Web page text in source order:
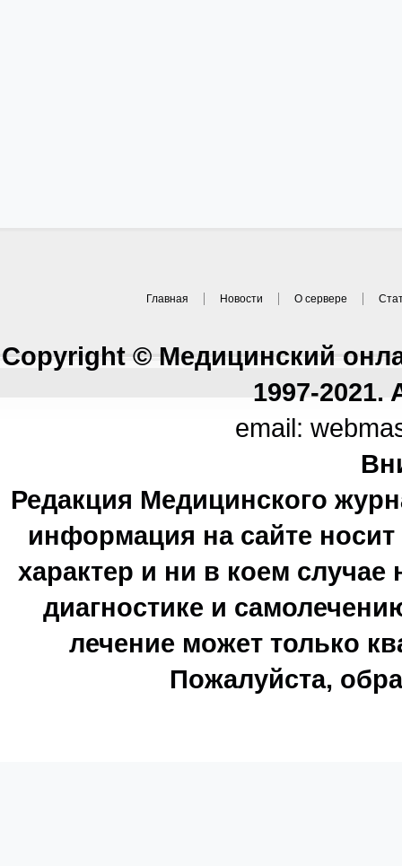
Главная Новости О сервере
Copyright © Медицинский
1997-2021.
email:
Редакция Медицинского
информация на сайте
характер и ни в коем
диагностике и
лечение может только
Пожалуйста,